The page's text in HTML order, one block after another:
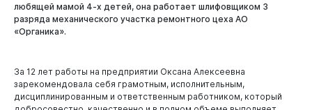
любящей мамой 4-х детей, она работает шлифовщиком 3
разряда механического участка ремонтного цеха АО
«Органика».
За 12 лет работы на предприятии Оксана Алексеевна
зарекомендовала себя грамотным, исполнительным,
дисциплинированным и ответственным работником, который